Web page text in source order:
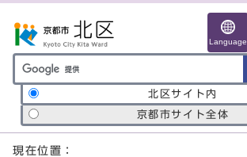
Language
サイト内検索の範囲
北区サイト内
京都市サイト全体
ここから本文です
現在位置：